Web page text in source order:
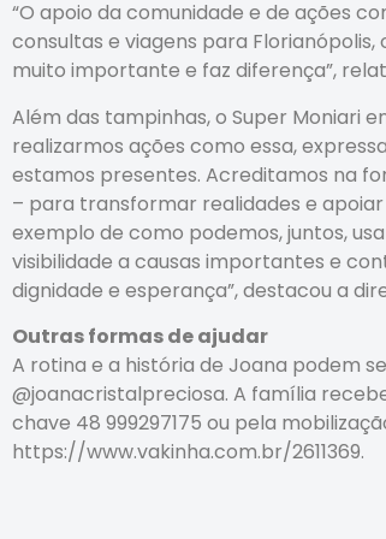
“O apoio da comunidade e de ações
consultas e viagens para
muito importante e faz diferença”,
Além das tampinhas, o Super Moniari
realizarmos ações como essa,
estamos presentes. Acreditamos na
– para transformar realidades e
exemplo de como podemos, juntos,
visibilidade a causas importantes e
dignidade e esperança”, destacou a
Outras formas de ajudar
A rotina e a história de Joana podem
@joanacristalpreciosa. A família
chave 48 999297175 ou pela
https://www.vakinha.com.br/2611369.